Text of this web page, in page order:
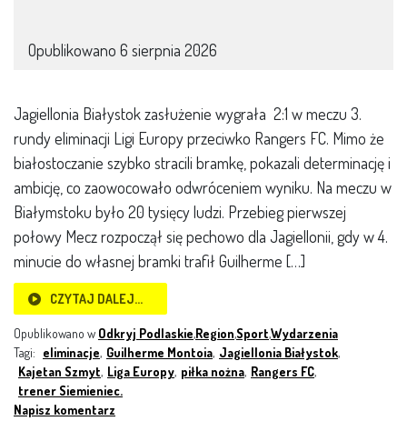
Opublikowano 6 sierpnia 2026
Jagiellonia Białystok zasłużenie wygrała 2:1 w meczu 3.
rundy eliminacji Ligi Europy przeciwko Rangers FC. Mimo że
białostoczanie szybko stracili bramkę, pokazali determinację i
ambicję, co zaowocowało odwróceniem wyniku. Na meczu w
Białymstoku było 20 tysięcy ludzi. Przebieg pierwszej
połowy Mecz rozpoczął się pechowo dla Jagiellonii, gdy w 4.
minucie do własnej bramki trafił Guilherme […]
CZYTAJ DALEJ…
Opublikowano w Odkryj Podlaskie,Region,Sport,Wydarzenia
Tagi: eliminacje, Guilherme Montoia, Jagiellonia Białystok,
Kajetan Szmyt, Liga Europy, piłka nożna, Rangers FC,
trener Siemieniec.
Napisz komentarz